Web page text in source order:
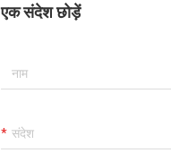
एक संदेश छोड़ें